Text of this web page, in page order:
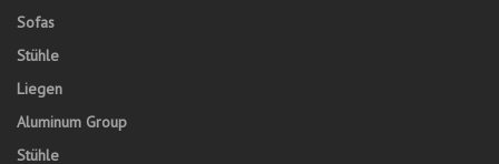
Sofas
Stühle
Liegen
Aluminum Group
Stühle